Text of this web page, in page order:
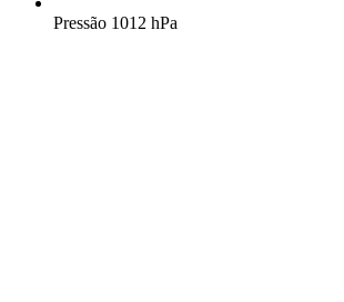
Pressão 1012 hPa